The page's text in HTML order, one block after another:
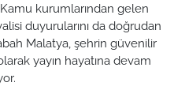
kurumlarından gelen
duyurularını da doğrudan
Malatya, şehrin güvenilir
yayın hayatına devam